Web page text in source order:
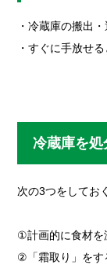
・冷蔵庫の搬出
・すぐに手放せ
冷蔵庫を
次の3つをしてお
①計画的に食材を
②「霜取り」をす